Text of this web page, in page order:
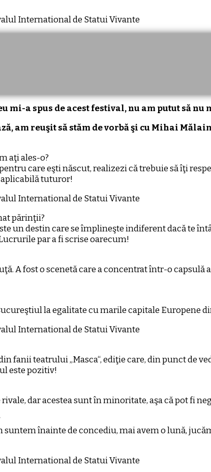
a spus de acest festival, nu am putut să nu
am reuşit să stăm de vorbă şi cu Mihai
aţi ales-o?
care eşti născut, realizezi că trebuie să îţi
aplicabilă tuturor!
părinţii?
un destin care se împlineşte indiferent dacă te
par a fi scrise oarecum!
A fost o scenetă care a concentrat într-o
la egalitate cu marile capitale Europene
fanii teatrului „Masca“, ediţie care, din punct de
este pozitiv!
dar acestea sunt în minoritate, aşa că pot fi
suntem înainte de concediu, mai avem o lună,